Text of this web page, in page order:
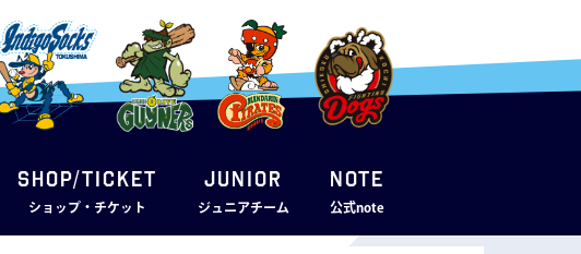
SHOP/TICKET
ショップ・チケット
JUNIOR
ジュニアチーム
note
公式note